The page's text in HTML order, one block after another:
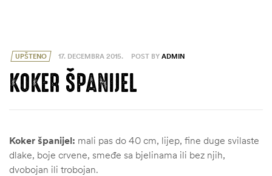
UPŠTENO 17. DECEMBRA 2015. POST BY ADMIN
KOKER ŠPANIJEL
Koker španijel: mali pas do 40 cm, lijep, fine duge svilaste
dlake, boje crvene, smeđe sa bjelinama ili bez njih,
dvobojan ili trobojan.